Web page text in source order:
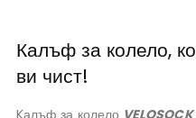
Калъф за колело,
ви чист!
Kалъф за колело VELOSOCK